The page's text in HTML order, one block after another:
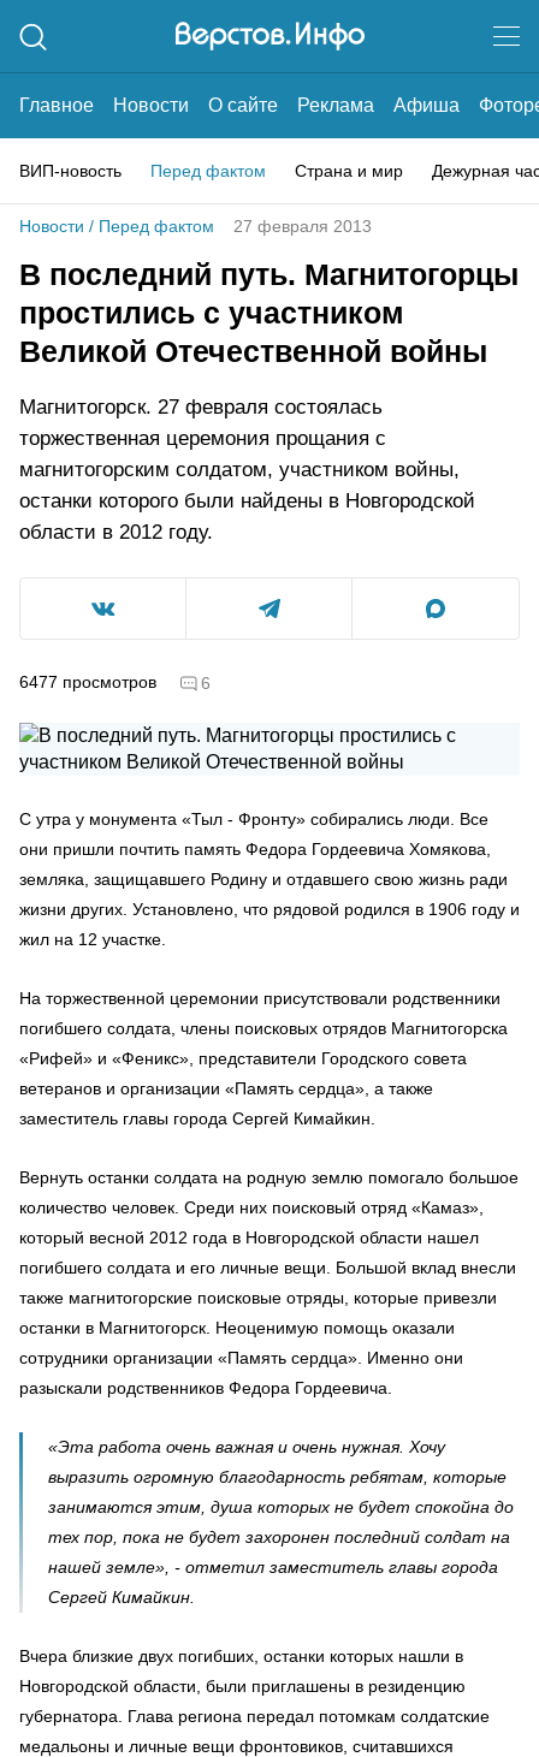
Главное Новости О сайте Реклама Афиша
ВИП-новость Перед фактом Страна и мир Дежурная
Новости / Перед фактом 27 февраля 2013
В последний путь. Магнитогорцы
простились с участником
Великой Отечественной войны
Магнитогорск. 27 февраля состоялась
торжественная церемония прощания с
магнитогорским солдатом, участником войны,
останки которого были найдены в Новгородской
области в 2012 году.
6477 просмотров 6
С утра у монумента «Тыл - Фронту» собирались люди. Все
они пришли почтить память Федора Гордеевича Хомякова,
земляка, защищавшего Родину и отдавшего свою жизнь ради
жизни других. Установлено, что рядовой родился в 1906 году и
жил на 12 участке.
На торжественной церемонии присутствовали родственники
погибшего солдата, члены поисковых отрядов Магнитогорска
«Рифей» и «Феникс», представители Городского совета
ветеранов и организации «Память сердца», а также
заместитель главы города Сергей Кимайкин.
Вернуть останки солдата на родную землю помогало большое
количество человек. Среди них поисковый отряд «Камаз»,
который весной 2012 года в Новгородской области нашел
погибшего солдата и его личные вещи. Большой вклад внесли
также магнитогорские поисковые отряды, которые привезли
останки в Магнитогорск. Неоценимую помощь оказали
сотрудники организации «Память сердца». Именно они
разыскали родственников Федора Гордеевича.
«Эта работа очень важная и очень нужная. Хочу
выразить огромную благодарность ребятам, которые
занимаются этим, душа которых не будет спокойна до
тех пор, пока не будет захоронен последний солдат на
нашей земле», - отметил заместитель главы города
Сергей Кимайкин.
Вчера близкие двух погибших, останки которых нашли в
Новгородской области, были приглашены в резиденцию
губернатора. Глава региона передал потомкам солдатские
медальоны и личные вещи фронтовиков, считавшихся